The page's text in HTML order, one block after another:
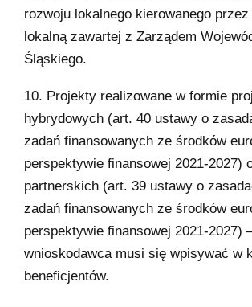
rozwoju lokalnego kierowanego przez
lokalną zawartej z Zarządem
Śląskiego.
10. Projekty realizowane w formie
hybrydowych (art. 40 ustawy o
zadań finansowanych ze środków
perspektywie finansowej 2021-2027)
partnerskich (art. 39 ustawy o
zadań finansowanych ze środków
perspektywie finansowej 2021-2027)
wnioskodawca musi się wpisywać w
beneficjentów.